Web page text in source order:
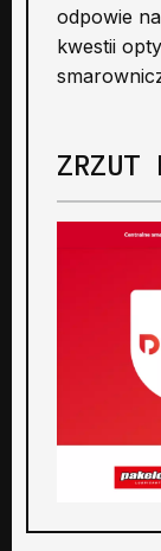
odpowie
kwestii
ZRZUT